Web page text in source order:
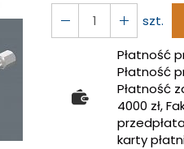
szt.
Płatność
Płatność
Płatność
4000 zł,
karty